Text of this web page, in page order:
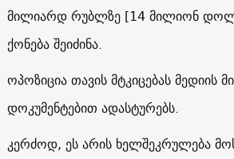
მილიარდ რუბლზე [14 მილიონ
ქონება შეიძინა.
ოპოზიცია თავის მტკიცებას მედიის
დოკუმენტებით ადასტურებს.
კერძოდ, ეს არის ხელშეკრულება